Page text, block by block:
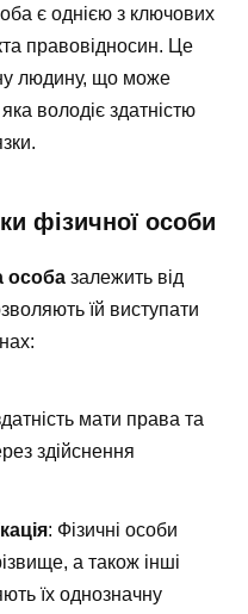
є однією з ключових
правовідносин. Це
людину, що може
володіє здатністю
фізичної особи
особа залежить від
їй виступати
мати права та
здійснення
: Фізичні особи
а також інші
їх однозначну